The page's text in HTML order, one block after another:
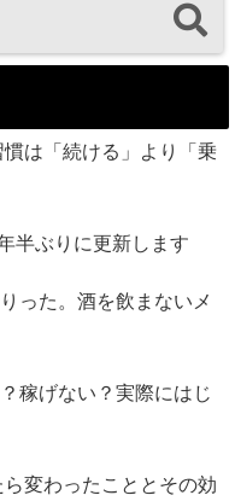
は「続ける」より「乗
半ぶりに更新します
った。酒を飲まないメ
稼げない？実際にはじ
変わったこととその効